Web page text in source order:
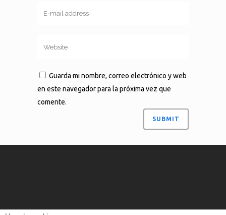
Guarda mi nombre, correo electrónico y web
en este navegador para la próxima vez que
comente.